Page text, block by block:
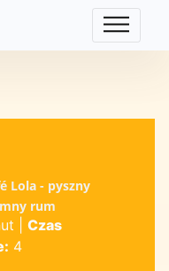
Lola - pyszny
rum
Czas
4